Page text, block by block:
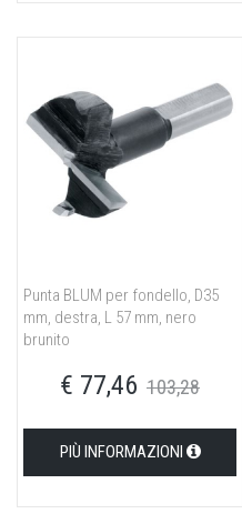
Punta BLUM per fondello, D35
mm, destra, L 57 mm, nero
brunito
€ 77,46 103,28
PIÙ INFORMAZIONI